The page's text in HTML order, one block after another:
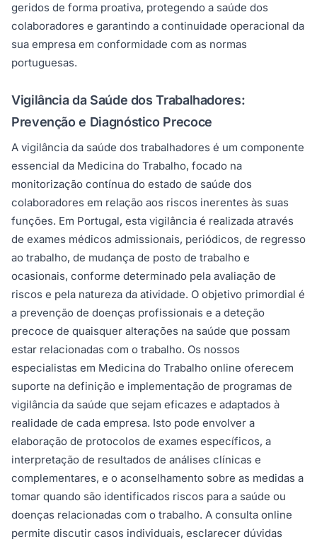
geridos de forma proativa, protegendo a saúde dos
colaboradores e garantindo a continuidade operacional da
sua empresa em conformidade com as normas
portuguesas.
Vigilância da Saúde dos Trabalhadores:
Prevenção e Diagnóstico Precoce
A vigilância da saúde dos trabalhadores é um componente
essencial da Medicina do Trabalho, focado na
monitorização contínua do estado de saúde dos
colaboradores em relação aos riscos inerentes às suas
funções. Em Portugal, esta vigilância é realizada através
de exames médicos admissionais, periódicos, de regresso
ao trabalho, de mudança de posto de trabalho e
ocasionais, conforme determinado pela avaliação de
riscos e pela natureza da atividade. O objetivo primordial é
a prevenção de doenças profissionais e a deteção
precoce de quaisquer alterações na saúde que possam
estar relacionadas com o trabalho. Os nossos
especialistas em Medicina do Trabalho online oferecem
suporte na definição e implementação de programas de
vigilância da saúde que sejam eficazes e adaptados à
realidade de cada empresa. Isto pode envolver a
elaboração de protocolos de exames específicos, a
interpretação de resultados de análises clínicas e
complementares, e o aconselhamento sobre as medidas a
tomar quando são identificados riscos para a saúde ou
doenças relacionadas com o trabalho. A consulta online
permite discutir casos individuais, esclarecer dúvidas